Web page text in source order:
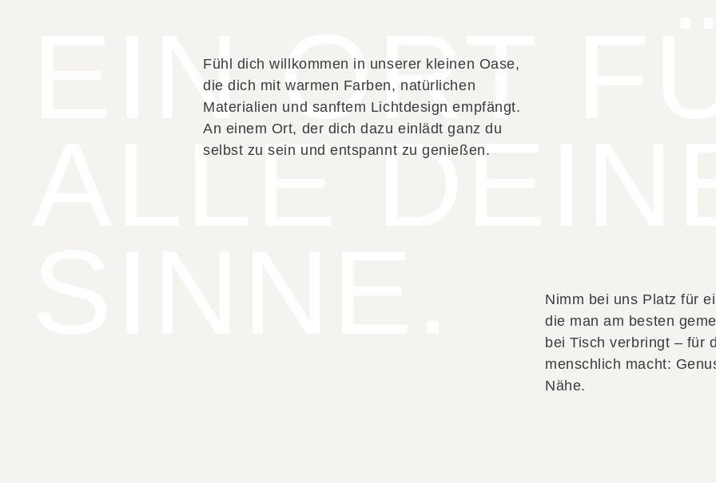
EIN ORT
ALLE
Fühl dich willkommen in unserer kleinen Oase,
die dich mit warmen Farben, natürlichen
Materialien und sanftem Lichtdesign empfängt.
An einem Ort, der dich dazu einlädt ganz du
selbst zu sein und entspannt zu genießen.
Nimm bei uns Platz für
die man am besten
bei Tisch verbringt – für
menschlich macht:
Nähe.